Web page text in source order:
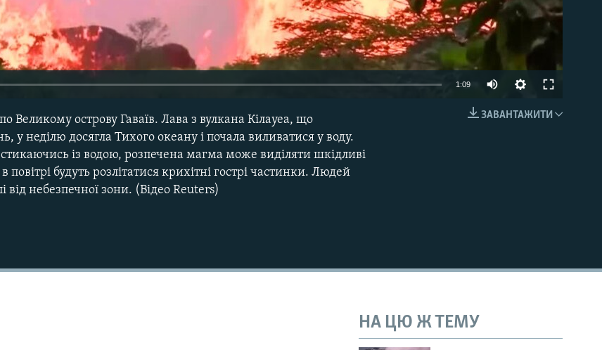
1:09
ЗАВАНТАЖИТИ
Великому острову Гаваїв. Лава з вулкана Кілауеа, що
у неділю досягла Тихого океану і почала виливатися у воду.
із водою, розпечена магма може виділяти шкідливі
повітрі будуть розлітатися крихітні гострі частинки. Людей
від небезпечної зони. (Відео Reuters)
НА ЦЮ Ж ТЕМУ